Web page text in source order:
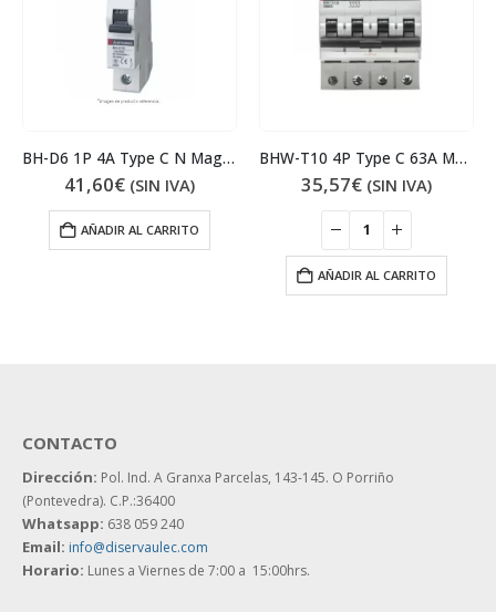
BH-D6 1P 4A Type C N Magnetotérmico
41,60€ (SIN IVA)
AÑADIR AL CARRITO
BHW-T10 4P Type C 63A Magnetotérmico
35,57€ (SIN IVA)
AÑADIR AL CARRITO
CONTACTO
Dirección: Pol. Ind. A Granxa Parcelas, 143-145. O Porriño
(Pontevedra). C.P.:36400
Whatsapp: 638 059 240
Email: info@diservaulec.com
Horario: Lunes a Viernes de 7:00 a 15:00hrs.